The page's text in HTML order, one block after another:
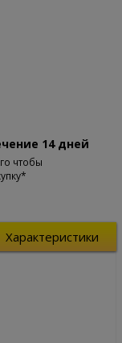
14 дней
чтобы
Характеристики